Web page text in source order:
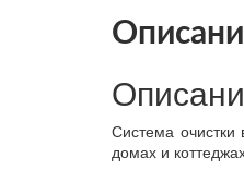
Система очистки
домах и